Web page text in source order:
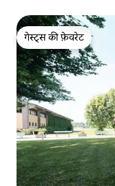
गेस्ट्स की फ़ेवरेट
गेस्ट्स की फ़ेवरेट